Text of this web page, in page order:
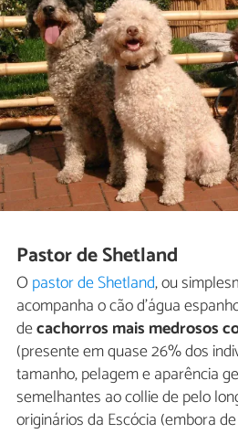
Pastor de Shetland
Opastor de Shetland, ou
acompanha o cão d'água
decachorros mais medrosos
(presente em quase 26% dos
tamanho, pelagem e aparência
semelhantes ao collie de pelo
originários da Escócia (embora